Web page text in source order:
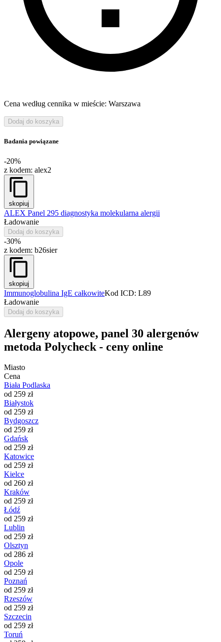
Cena według cennika w mieście: Warszawa
Dodaj do koszyka
Badania powiązane
-20%
z kodem: alex2
skopiuj
ALEX Panel 295 diagnostyka molekularna alergii
Ładowanie
Dodaj do koszyka
-30%
z kodem: b26sier
skopiuj
Immunoglobulina IgE całkowiteKod ICD: L89
Ładowanie
Dodaj do koszyka
Alergeny atopowe, panel 30 alergenów
metoda Polycheck - ceny online
Miasto
Cena
Biała Podlaska
od 259 zł
Białystok
od 259 zł
Bydgoszcz
od 259 zł
Gdańsk
od 259 zł
Katowice
od 259 zł
Kielce
od 260 zł
Kraków
od 259 zł
Łódź
od 259 zł
Lublin
od 259 zł
Olsztyn
od 286 zł
Opole
od 259 zł
Poznań
od 259 zł
Rzeszów
od 259 zł
Szczecin
od 259 zł
Toruń